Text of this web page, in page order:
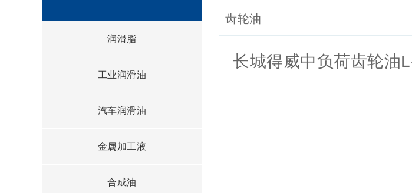
润滑脂
工业润滑油
汽车润滑油
金属加工液
合成油
齿轮油
长城得威中负荷齿轮油